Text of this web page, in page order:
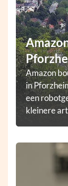
Amazon
in
een
kleinere